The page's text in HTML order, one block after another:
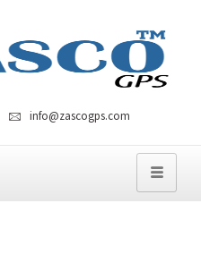
info@zascogps.com